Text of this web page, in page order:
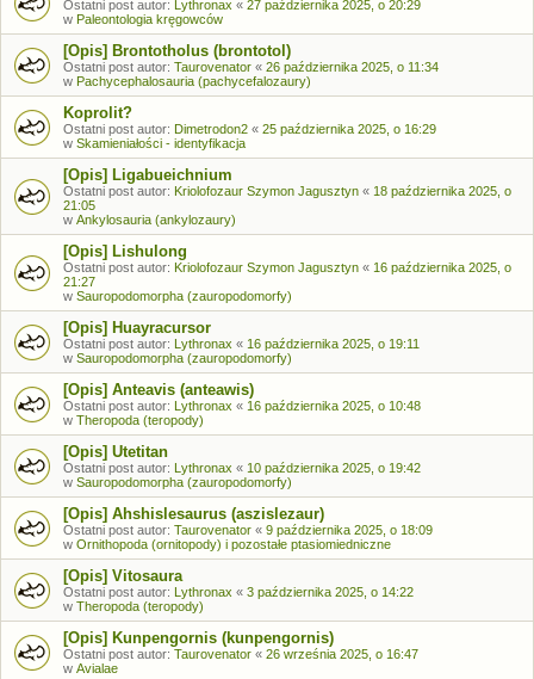
Ostatni post autor: Lythronax « 27 października 2025, o 20:29
w Paleontologia kręgowców
[Opis] Brontotholus (brontotol)
Ostatni post autor: Taurovenator « 26 października 2025, o 11:34
w Pachycephalosauria (pachycefalozaury)
Koprolit?
Ostatni post autor: Dimetrodon2 « 25 października 2025, o 16:29
w Skamieniałości - identyfikacja
[Opis] Ligabueichnium
Ostatni post autor: Kriolofozaur Szymon Jagusztyn « 18 października 2025, o
21:05
w Ankylosauria (ankylozaury)
[Opis] Lishulong
Ostatni post autor: Kriolofozaur Szymon Jagusztyn « 16 października 2025, o
21:27
w Sauropodomorpha (zauropodomorfy)
[Opis] Huayracursor
Ostatni post autor: Lythronax « 16 października 2025, o 19:11
w Sauropodomorpha (zauropodomorfy)
[Opis] Anteavis (anteawis)
Ostatni post autor: Lythronax « 16 października 2025, o 10:48
w Theropoda (teropody)
[Opis] Utetitan
Ostatni post autor: Lythronax « 10 października 2025, o 19:42
w Sauropodomorpha (zauropodomorfy)
[Opis] Ahshislesaurus (aszislezaur)
Ostatni post autor: Taurovenator « 9 października 2025, o 18:09
w Ornithopoda (ornitopody) i pozostałe ptasiomiedniczne
[Opis] Vitosaura
Ostatni post autor: Lythronax « 3 października 2025, o 14:22
w Theropoda (teropody)
[Opis] Kunpengornis (kunpengornis)
Ostatni post autor: Taurovenator « 26 września 2025, o 16:47
w Avialae